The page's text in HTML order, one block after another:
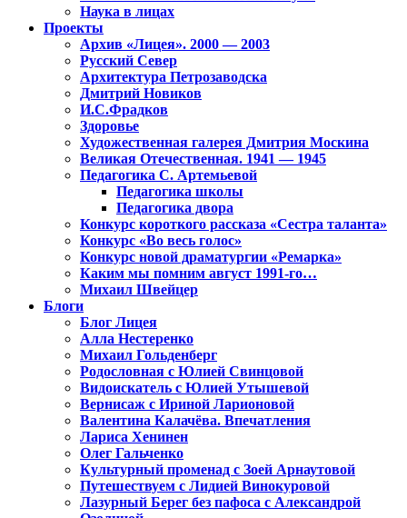
Наука в лицах
Проекты
Архив «Лицея». 2000 — 2003
Русский Север
Архитектура Петрозаводска
Дмитрий Новиков
И.С.Фрадков
Здоровье
Художественная галерея Дмитрия Москина
Великая Отечественная. 1941 — 1945
Педагогика С. Артемьевой
Педагогика школы
Педагогика двора
Конкурс короткого рассказа «Сестра таланта»
Конкурс «Во весь голос»
Конкурс новой драматургии «Ремарка»
Каким мы помним август 1991-го…
Михаил Швейцер
Блоги
Блог Лицея
Алла Нестеренко
Михаил Гольденберг
Родословная с Юлией Свинцовой
Видоискатель с Юлией Утышевой
Вернисаж с Ириной Ларионовой
Валентина Калачёва. Впечатления
Лариса Хенинен
Олег Гальченко
Культурный променад с Зоей Арнаутовой
Путешествуем с Лидией Винокуровой
Лазурный Берег без пафоса с Александрой